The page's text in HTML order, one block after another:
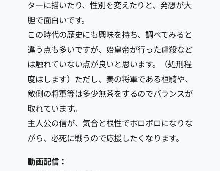
ターに描いたり、性別を変えたりと、発想が大
胆で面白いです。
この時代の歴史にも興味を持ち、調べてみると
違う点も多いですが、始皇帝が行った虐殺など
は触れていない点が良いと思います。（処刑程
度はします）ただし、秦の将軍である桓騎や、
敵側の将軍等は多少無茶をするのでバランスが
取れています。
主人公の信が、気合と根性でボロボロになりな
がら、必死に戦うので応援したくなります。
動画配信：